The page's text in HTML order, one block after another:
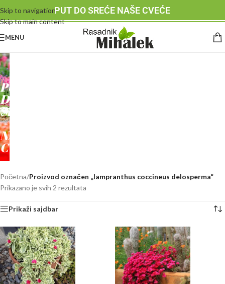
Skip to navigation
Skip to main content
PUT DO SREĆE NAŠE CVEĆE
MENU
RASADNIK
MIHALEK
PUT
DO
SREĆE
-
NAŠE
CVEĆE
Početna/Proizvod označen „lampranthus coccineus delosperma“
Prikazano je svih 2 rezultata
Prikaži sajdbar